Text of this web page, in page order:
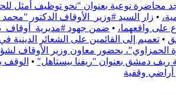
محاضرة نوعية بعنوان "نحو توظيف أمثل
• زار السيد #وزير_الأوقاف الدكتور
على واقعهما، • ضمن جهود
• تعميم إلى القائمين على الشعائر
الحمزاوي"، بحضور معاون وزير الأوقاف
• الوقف
أراضي وقفية